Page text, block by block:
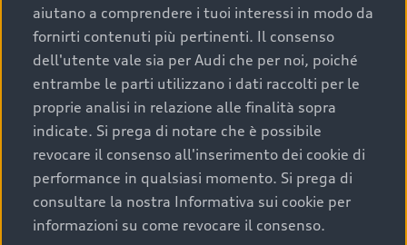
condizioni della carrozzeria e degli interni: una
buona conservazione evidenzia cura e attenzione del
precedente proprietario;
efficienza meccanica: motore, trasmissione e
componenti principali in ottimo stato garantiscono
prestazioni affidabili e sicure.
Acquistare un’auto usata in una Concessionaria ufficiale
Audi che offre l’usato garantito tramite Audi Prima
Scelta :plus, significa affidarsi ad un prodotto che viene
sottoposto a 110 controlli approfonditi e coperto da
aiutano a comprendere i tuoi interessi in modo da
fornirti contenuti più pertinenti. Il consenso
dell'utente vale sia per Audi che per noi, poiché
entrambe le parti utilizzano i dati raccolti per le
proprie analisi in relazione alle finalità sopra
indicate. Si prega di notare che è possibile
revocare il consenso all'inserimento dei cookie di
performance in qualsiasi momento. Si prega di
consultare la nostra Informativa sui cookie per
informazioni su come revocare il consenso.